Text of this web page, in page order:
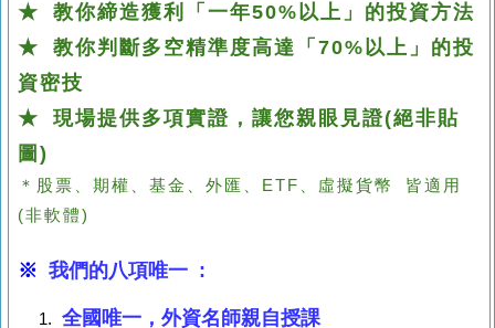
★ 教你締造獲利「一年50%以上」的投資方法
★ 教你判斷多空精準度高達「70%以上」的投
資密技
★ 現場提供多項實證，讓您親眼見證(絕非貼
圖)
＊股票、期權、基金、外匯、ETF、虛擬貨幣 皆適用
(非軟體)
※ 我們的八項唯一 :
全國唯一，外資名師親自授課